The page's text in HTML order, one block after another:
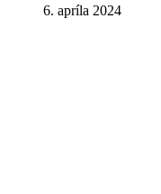
6. apríla 2024